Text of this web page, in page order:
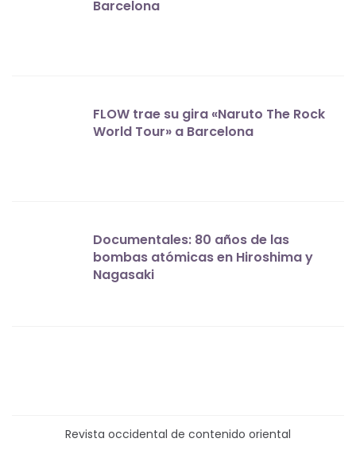
Barcelona
FLOW trae su gira «Naruto The Rock
World Tour» a Barcelona
Documentales: 80 años de las
bombas atómicas en Hiroshima y
Nagasaki
Revista occidental de contenido oriental